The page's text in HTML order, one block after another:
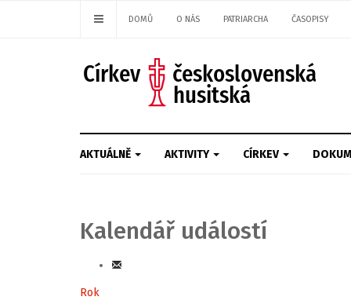
DOMŮ O NÁS PATRIARCHA ČASOPISY
AKTUÁLNĚ AKTIVITY CÍRKEV
Kalendář událostí
Rok